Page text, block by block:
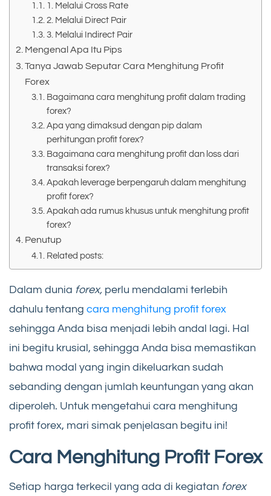
1. Melalui Cross Rate
2. Melalui Direct Pair
3. Melalui Indirect Pair
Mengenal Apa Itu Pips
Tanya Jawab Seputar Cara Menghitung Profit
Forex
Bagaimana cara menghitung profit dalam trading
forex?
Apa yang dimaksud dengan pip dalam
perhitungan profit forex?
Bagaimana cara menghitung profit dan loss dari
transaksi forex?
Apakah leverage berpengaruh dalam menghitung
profit forex?
Apakah ada rumus khusus untuk menghitung profit
forex?
Penutup
Related posts:
Dalam dunia forex, perlu mendalami terlebih
dahulu tentang cara menghitung profit forex
sehingga Anda bisa menjadi lebih andal lagi. Hal
ini begitu krusial, sehingga Anda bisa memastikan
bahwa modal yang ingin dikeluarkan sudah
sebanding dengan jumlah keuntungan yang akan
diperoleh. Untuk mengetahui cara menghitung
profit forex, mari simak penjelasan begitu ini!
Cara Menghitung Profit Forex
Setiap harga terkecil yang ada di kegiatan forex